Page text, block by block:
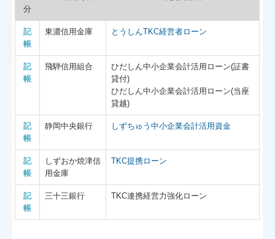
分
記
帳
東濃信用金庫 とうしんTKC経営者ローン
記
帳
飛騨信用組合
ひだしん中小企業会計活用ローン(証書
貸付)
ひだしん中小企業会計活用ローン(当座
貸越)
記
帳
静岡中央銀行 しずちゅう中小企業会計活用資金
記
帳
しずおか焼津信
用金庫
TKC提携ローン
記
帳
三十三銀行 TKC連携経営力強化ローン